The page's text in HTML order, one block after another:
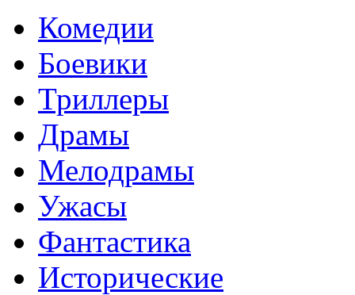
Комедии
Боевики
Триллеры
Драмы
Мелодрамы
Ужасы
Фантастика
Исторические